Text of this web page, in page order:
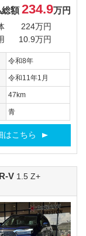
総額234.9万円
224万円
10.9万円
令和8年
令和11年1月
47km
青
はこちら
V 1.5 Z+